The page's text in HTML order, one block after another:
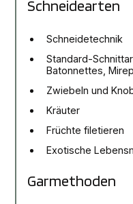
Schneidearten
Schneidetechnik
Standard-
Batonnettes,
Zwiebeln und
Kräuter
Früchte filetieren
Exotische
Garmethoden